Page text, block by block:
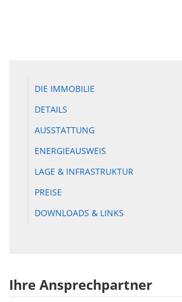
DIE IMMOBILIE
DETAILS
AUSSTATTUNG
ENERGIEAUSWEIS
LAGE & INFRASTRUKTUR
PREISE
DOWNLOADS & LINKS
Ihre Ansprechpartner